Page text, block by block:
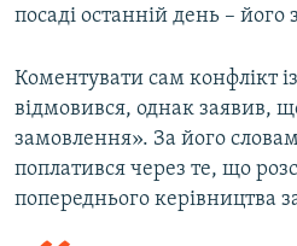
посаді останній день – його
Коментувати сам конфлікт
відмовився, однак заявив,
замовлення». За його
поплатився через те, що
попереднього керівництва